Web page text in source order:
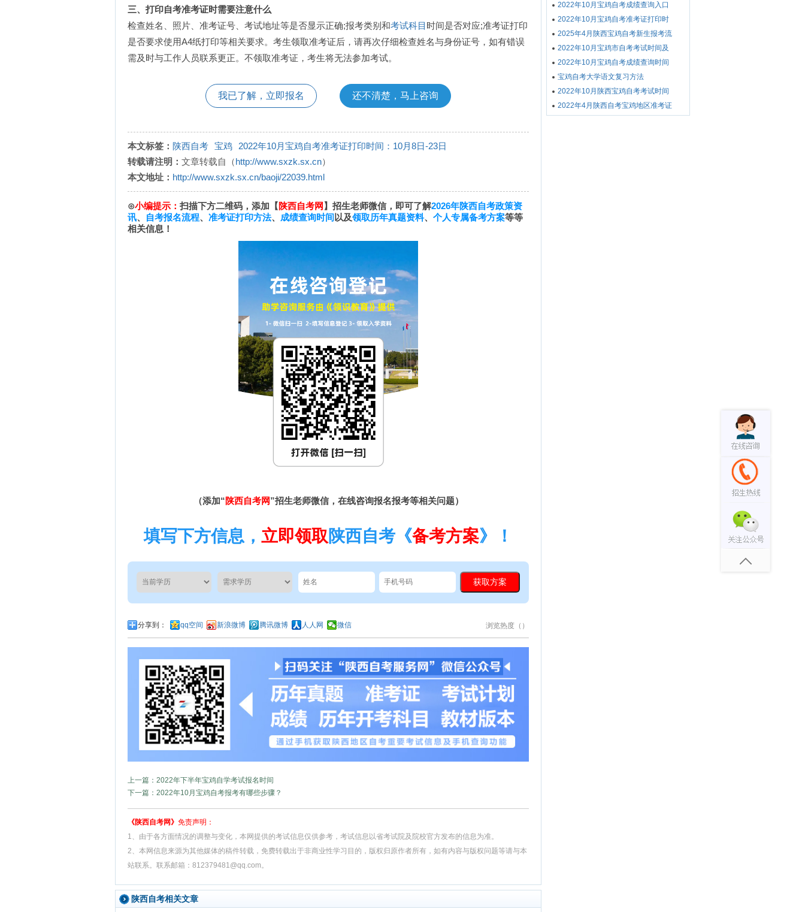
三、打印自考准考证时需要注意什么
检查姓名、照片、准考证号、考试地址等是否显示正确;报考类别和考试科目 时间是否对应;准考证打印
是否要求使用A4纸打印等相关要求。考生领取准考证后，请再次仔细检查姓名与身份证号，如有错误
需及时与工作人员联系更正。不领取准考证，考生将无法参加考试。
我已了解，立即报名 还不清楚，马上咨询
本文标签： 陕西自考 宝鸡
2022年10月宝鸡自考准考证打印时间：10月8日-23日
转载请注明： 文章转载自（http://www.sxzk.sx.cn）
本文地址： http://www.sxzk.sx.cn/baoji/22039.html
⊙小编提示： 扫描下方二维码，添加【陕西自考网 】招生老师微信，即可了解2026年陕西自考政策资
讯、 自考报名流程、 准考证打印方法、 成绩查询时间 以及领取历年真题资料、 个人专属备考方案等等
相关信息！
（添加“陕西自考网”招生老师微信，在线咨询报名报考等相关问题）
填写下方信息， 立即领取陕西自考《备考方案》！
分享到： qq空间 新浪微博 腾讯微博 人人网 微信 浏览热度（ ）
上一篇：2022年下半年宝鸡自学考试报名时间
下一篇：2022年10月宝鸡自考报考有哪些步骤？
《陕西自考网》 免责声明：
1、由于各方面情况的调整与变化，本网提供的考试信息仅供参考，考试信息以省考试院及院校官方发布的信息为准。
2、本网信息来源为其他媒体的稿件转载，免费转载出于非商业性学习目的，版权归原作者所有，如有内容与版权问题等请与本
站联系。联系邮箱：812379481@qq.com。
陕西自考相关文章
2022年10月宝鸡自考成绩查询入口
2022年10月宝鸡自考准考证打印时
2025年4月陕西宝鸡自考新生报考流
2022年10月宝鸡市自考考试时间及
2022年10月宝鸡自考成绩查询时间
宝鸡自考大学语文复习方法
2022年10月陕西宝鸡自考考试时间
2022年4月陕西自考宝鸡地区准考证